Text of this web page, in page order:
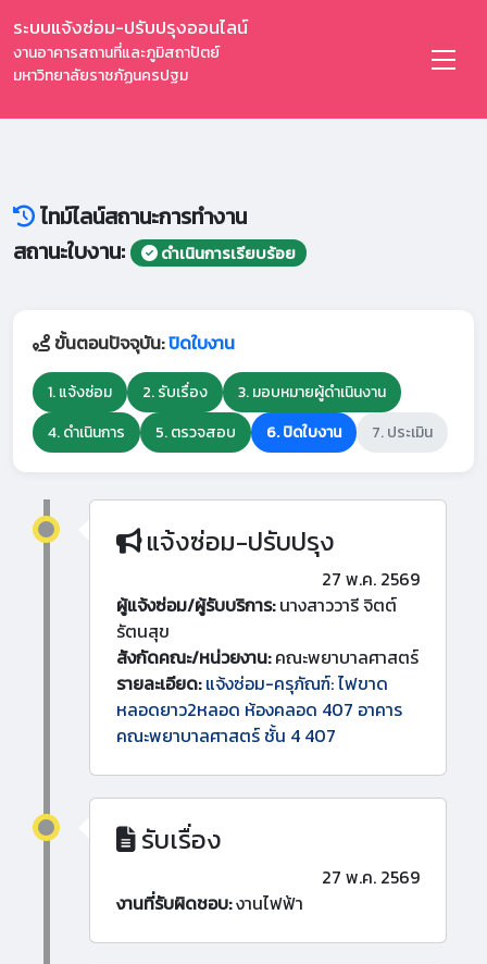
ระบบแจ้งซ่อม-ปรับปรุงออนไลน์
งานอาคารสถานที่และภูมิสถาปัตย์
มหาวิทยาลัยราชภัฏนครปฐม
ไทม์ไลน์สถานะการทำงาน
สถานะใบงาน:
ดำเนินการเรียบร้อย
ขั้นตอนปัจจุบัน:ปิดใบงาน
1. แจ้งซ่อม 2. รับเรื่อง
3. มอบหมายผู้ดำเนินงาน
4. ดำเนินการ
5. ตรวจสอบ 6. ปิดใบงาน 7. ประเมิน
แจ้งซ่อม-ปรับปรุง
27 พ.ค. 2569
ผู้แจ้งซ่อม/ผู้รับบริการ:นางสาววารี จิตต์
รัตนสุข
สังกัดคณะ/หน่วยงาน:คณะพยาบาลศาสตร์
รายละเอียด: แจ้งซ่อม-ครุภัณฑ์: ไฟขาด
หลอดยาว2หลอด ห้องคลอด 407 อาคาร
คณะพยาบาลศาสตร์ ชั้น 4 407
รับเรื่อง
27 พ.ค. 2569
งานที่รับผิดชอบ:งานไฟฟ้า